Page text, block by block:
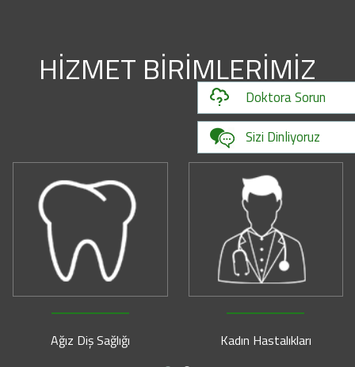
Doktora Sorun
Sizi Dinliyoruz
HİZMET BİRİMLERİMİZ
Ağız Diş Sağlığı Kadın Hastalıkları